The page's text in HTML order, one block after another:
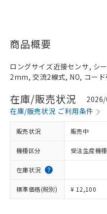
商品概要
ロングサイズ近接センサ, シ
2mm, 交流2線式, NO, コー
在庫/販売状況
在庫/販売状況 ご利用条件
販売状況 販売中
機種区分 受注生産機種
在庫状況
標準価格(税別) ¥ 12,100